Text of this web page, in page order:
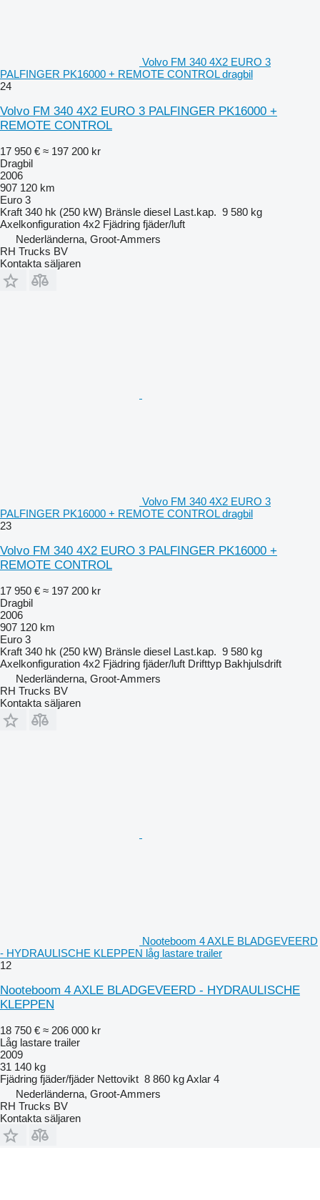
Volvo FM 340 4X2 EURO 3
PALFINGER PK16000 + REMOTE CONTROL dragbil
24
Volvo FM 340 4X2 EURO 3 PALFINGER PK16000 +
REMOTE CONTROL
17 950 € ≈ 197 200 kr
Dragbil
2006
907 120 km
Euro 3
Kraft 340 hk (250 kW) Bränsle diesel Last.kap. 9 580 kg
Axelkonfiguration 4x2 Fjädring fjäder/luft
Nederländerna, Groot-Ammers
RH Trucks BV
Kontakta säljaren
Volvo FM 340 4X2 EURO 3
PALFINGER PK16000 + REMOTE CONTROL dragbil
23
Volvo FM 340 4X2 EURO 3 PALFINGER PK16000 +
REMOTE CONTROL
17 950 € ≈ 197 200 kr
Dragbil
2006
907 120 km
Euro 3
Kraft 340 hk (250 kW) Bränsle diesel Last.kap. 9 580 kg
Axelkonfiguration 4x2 Fjädring fjäder/luft Drifttyp Bakhjulsdrift
Nederländerna, Groot-Ammers
RH Trucks BV
Kontakta säljaren
Nooteboom 4 AXLE BLADGEVEERD
- HYDRAULISCHE KLEPPEN låg lastare trailer
12
Nooteboom 4 AXLE BLADGEVEERD - HYDRAULISCHE
KLEPPEN
18 750 € ≈ 206 000 kr
Låg lastare trailer
2009
31 140 kg
Fjädring fjäder/fjäder Nettovikt 8 860 kgAxlar 4
Nederländerna, Groot-Ammers
RH Trucks BV
Kontakta säljaren